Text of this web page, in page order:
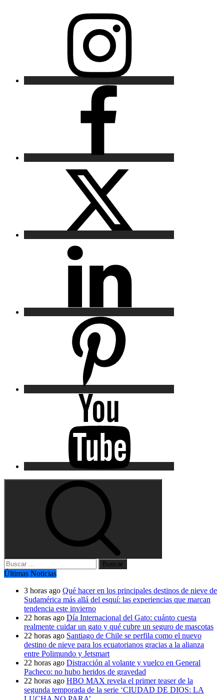
Buscar:
Últimas Noticias
3 horas ago Qué hacer en los principales destinos de nieve de
Sudamérica más allá del esquí: las experiencias que marcan
tendencia este invierno
22 horas ago Día Internacional del Gato: cuánto cuesta
realmente cuidar un gato y qué cubre un seguro de mascotas
22 horas ago Santiago de Chile se perfila como el nuevo
destino de nieve para los ecuatorianos gracias a la alianza
entre Polimundo y Jetsmart
22 horas ago Distracción al volante y vuelco en General
Pacheco: no hubo heridos de gravedad
22 horas ago HBO MAX revela el primer teaser de la
segunda temporada de la serie ‘CIUDAD DE DIOS: LA